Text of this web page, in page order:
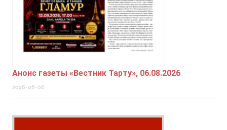
Анонс газеты «Вестник Тарту», 06.08.2026
2026-08-06